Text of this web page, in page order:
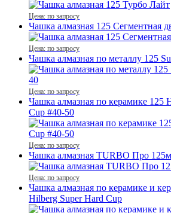
Цена: по запросу
Чашка алмазная 125 Сегментная
Цена: по запросу
Чашка алмазная по металлу 125
Цена: по запросу
Чашка алмазная по керамике 125
Cup #40-50
Цена: по запросу
Чашка алмазная TURBO Про
Цена: по запросу
Чашка алмазная по керамике и
Hilberg Super Hard Cup